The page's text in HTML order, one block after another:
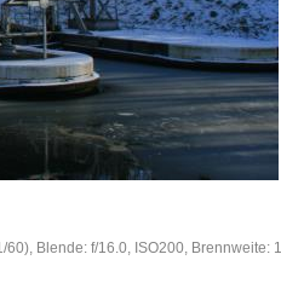
Blende: f/16.0, ISO200, Brennweite: